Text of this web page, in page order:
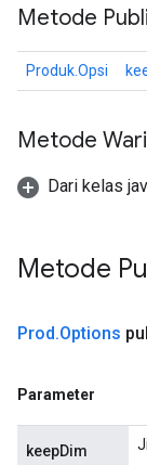
Metode
Produk.Opsi
Metode
Dari kelas
Metode
Prod.Options
Parameter
keepDim